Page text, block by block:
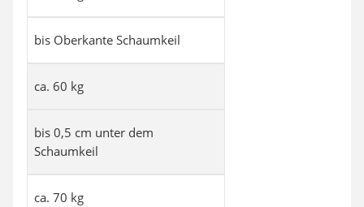
bis Oberkante Schaumkeil
ca. 60 kg
bis 0,5 cm unter dem
Schaumkeil
ca. 70 kg